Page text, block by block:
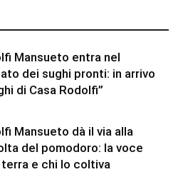
Mansueto entra nel
dei sughi pronti: in arrivo
di Casa Rodolfi”
Mansueto dà il via alla
del pomodoro: la voce
e chi lo coltiva